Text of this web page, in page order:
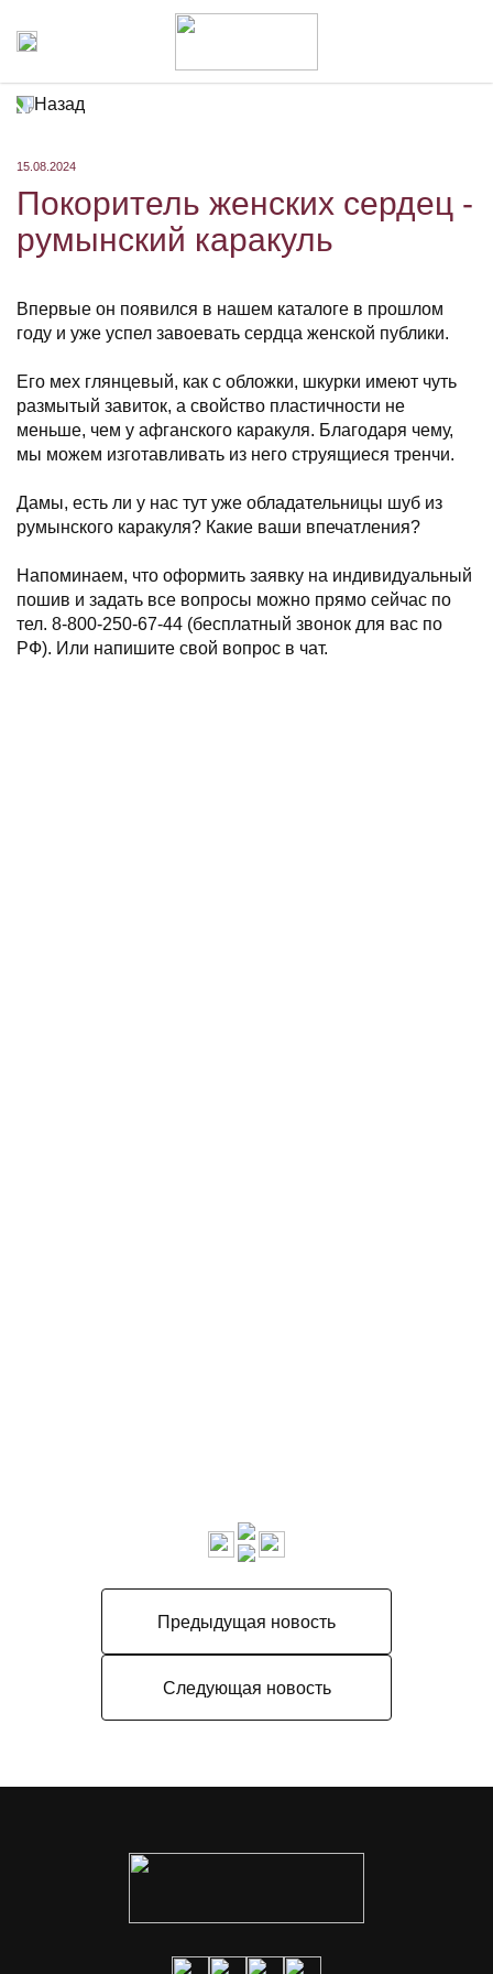
Назад
15.08.2024
Покоритель женских сердец -
румынский каракуль
Впервые он появился в нашем каталоге в прошлом
году и уже успел завоевать сердца женской публики.
Его мех глянцевый, как с обложки, шкурки имеют чуть
размытый завиток, а свойство пластичности не
меньше, чем у афганского каракуля. Благодаря чему,
мы можем изготавливать из него струящиеся тренчи.
Дамы, есть ли у нас тут уже обладательницы шуб из
румынского каракуля? Какие ваши впечатления?
Напоминаем, что оформить заявку на индивидуальный
пошив и задать все вопросы можно прямо сейчас по
тел. 8-800-250-67-44 (бесплатный звонок для вас по
РФ). Или напишите свой вопрос в чат.
Предыдущая новость
Следующая новость